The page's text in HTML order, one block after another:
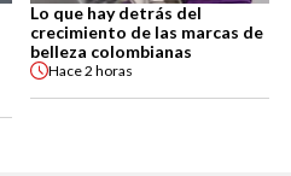
Lo que hay detrás del
crecimiento de las marcas de
belleza colombianas
Hace2 horas